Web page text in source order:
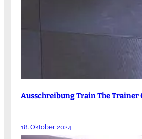
Ausschreibung Train The Trainer
18. Oktober 2024